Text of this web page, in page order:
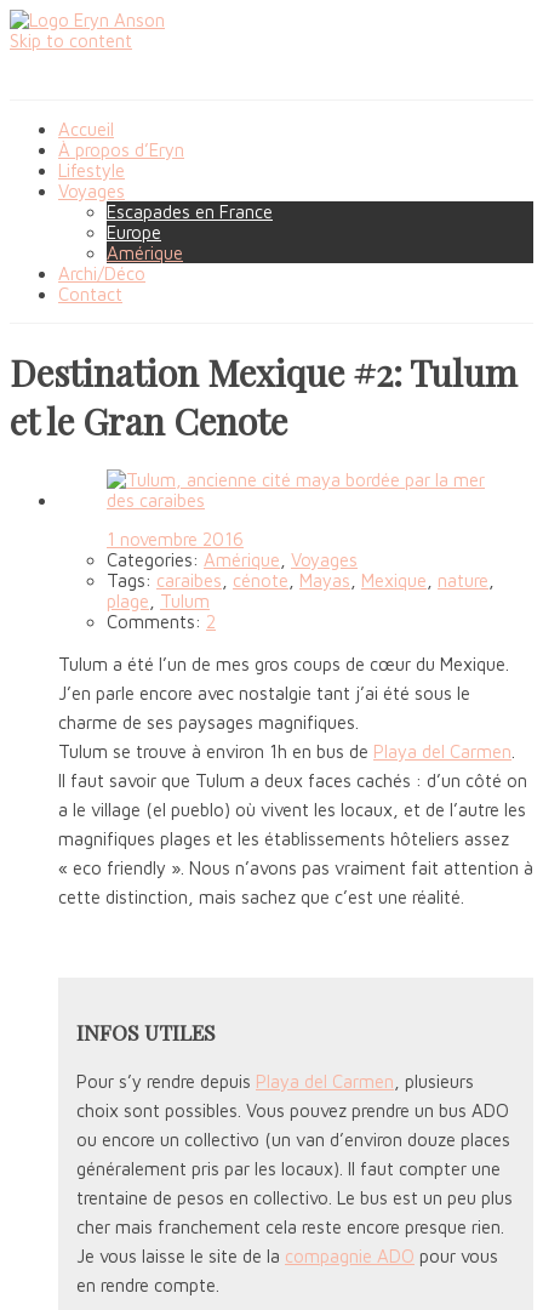
Skip to content
Accueil
À propos d’Eryn
Lifestyle
Voyages
Escapades en France
Europe
Amérique
Archi/Déco
Contact
Destination Mexique #2: Tulum
et le Gran Cenote
1 novembre 2016
Categories: Amérique Voyages
Tags: caraibes cénote Mayas Mexique nature
plage
Tulum
Comments: 2
Tulum a été l’un de mes gros coups de cœur du Mexique.
J’en parle encore avec nostalgie tant j’ai été sous le
charme de ses paysages magnifiques.
Tulum se trouve à environ 1h en bus de Playa del Carmen
Il faut savoir que Tulum a deux faces cachés : d’un côté on
a le village (el pueblo) où vivent les locaux, et de l’autre les
magnifiques plages et les établissements hôteliers assez
« eco friendly ». Nous n’avons pas vraiment fait attention à
cette distinction, mais sachez que c’est une réalité.
INFOS UTILES
Pour s’y rendre depuis Playa del Carmen , plusieurs
choix sont possibles. Vous pouvez prendre un bus ADO
ou encore un collectivo (un van d’environ douze places
généralement pris par les locaux). Il faut compter une
trentaine de pesos en collectivo. Le bus est un peu plus
cher mais franchement cela reste encore presque rien.
Je vous laisse le site de la compagnie ADO pour vous
en rendre compte.